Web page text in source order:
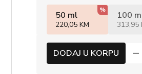
50 ml
220,05 KM
% 100
313,95
DODAJ U KORPU